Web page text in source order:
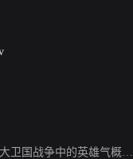
卫国战争中的英雄气概…